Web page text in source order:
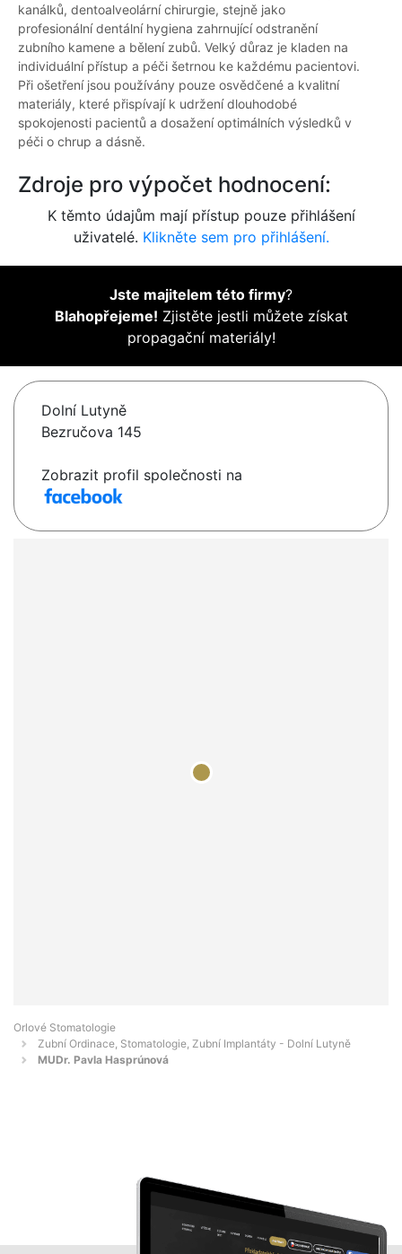
kanálků, dentoalveolární chirurgie, stejně jako
profesionální dentální hygiena zahrnující odstranění
zubního kamene a bělení zubů. Velký důraz je kladen na
individuální přístup a péči šetrnou ke každému pacientovi.
Při ošetření jsou používány pouze osvědčené a kvalitní
materiály, které přispívají k udržení dlouhodobé
spokojenosti pacientů a dosažení optimálních výsledků v
péči o chrup a dásně.
Zdroje pro výpočet hodnocení:
K těmto údajům mají přístup pouze přihlášení
uživatelé. Klikněte sem pro přihlášení.
Jste majitelem této firmy?
Blahopřejeme! Zjistěte jestli můžete získat
propagační materiály!
Dolní Lutyně
Bezručova 145
Zobrazit profil společnosti na
Orlové Stomatologie
Zubní Ordinace, Stomatologie, Zubní Implantáty - Dolní Lutyně
MUDr. Pavla Hasprúnová